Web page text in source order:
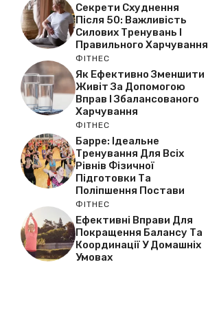
Секрети Схуднення
Після 50: Важливість
Силових Тренувань І
Правильного Харчування
ФІТНЕС
Як Ефективно Зменшити
Живіт За Допомогою
Вправ І Збалансованого
Харчування
ФІТНЕС
Барре: Ідеальне
Тренування Для Всіх
Рівнів Фізичної
Підготовки Та
Поліпшення Постави
ФІТНЕС
Ефективні Вправи Для
Покращення Балансу Та
Координації У Домашніх
Умовах